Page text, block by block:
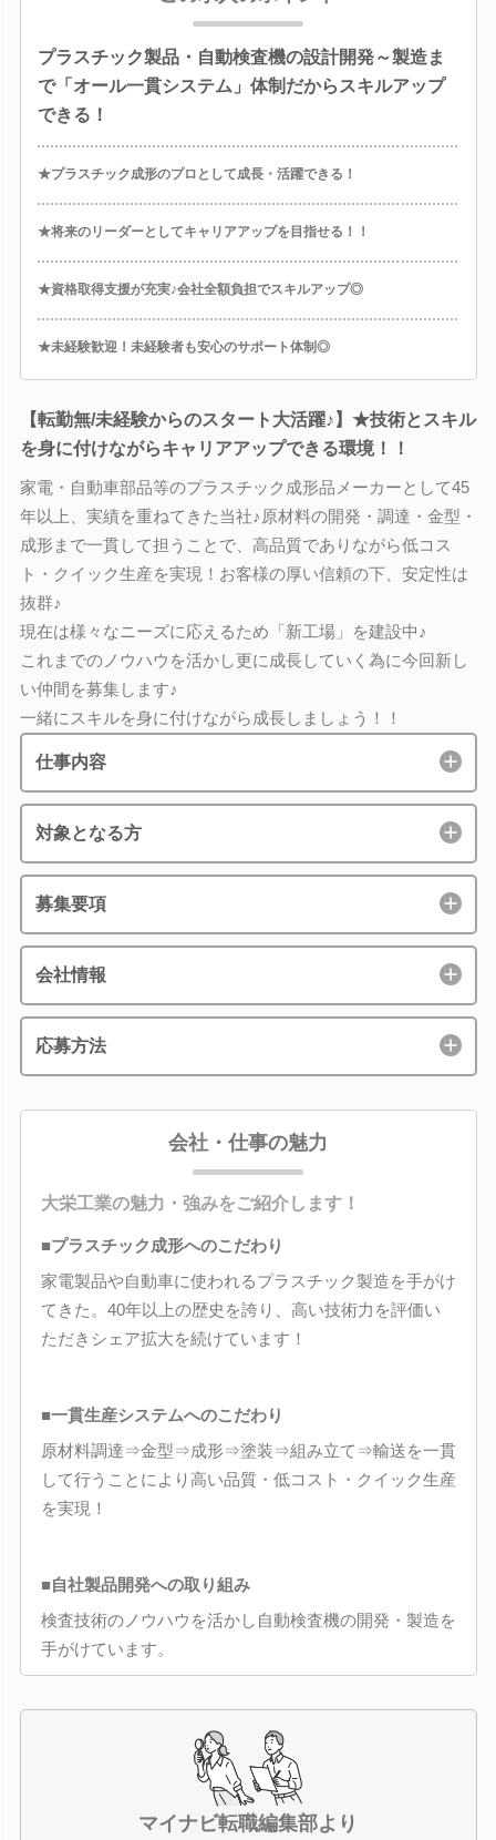
プラスチック製品・自動検査機の設計開発～製造ま
で「オール一貫システム」体制だからスキルアップ
できる！
★プラスチック成形のプロとして成長・活躍できる！
★将来のリーダーとしてキャリアアップを目指せる！！
★資格取得支援が充実♪会社全額負担でスキルアップ◎
★未経験歓迎！未経験者も安心のサポート体制◎
【転勤無/未経験からのスタート大活躍♪】★技術とスキル
を身に付けながらキャリアアップできる環境！！
家電・自動車部品等のプラスチック成形品メーカーとして45
年以上、実績を重ねてきた当社♪原材料の開発・調達・金型・
成形まで一貫して担うことで、高品質でありながら低コス
ト・クイック生産を実現！お客様の厚い信頼の下、安定性は
抜群♪
現在は様々なニーズに応えるため「新工場」を建設中♪
これまでのノウハウを活かし更に成長していく為に今回新し
い仲間を募集します♪
一緒にスキルを身に付けながら成長しましょう！！
仕事内容
対象となる方
募集要項
会社情報
応募方法
会社・仕事の魅力
大栄工業の魅力・強みをご紹介します！
■プラスチック成形へのこだわり
家電製品や自動車に使われるプラスチック製造を手がけ
てきた。40年以上の歴史を誇り、高い技術力を評価い
ただきシェア拡大を続けています！
■一貫生産システムへのこだわり
原材料調達⇒金型⇒成形⇒塗装⇒組み立て⇒輸送を一貫
して行うことにより高い品質・低コスト・クイック生産
を実現！
■自社製品開発への取り組み
検査技術のノウハウを活かし自動検査機の開発・製造を
手がけています。
マイナビ転職編集部より